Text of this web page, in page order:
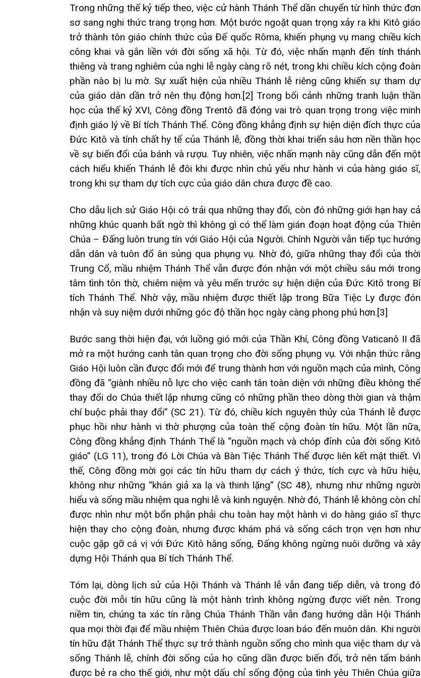
Trong những thế kỷ tiếp theo, việc cử hành Thánh Thể dần chuyển từ hình thức đơn
sơ sang nghi thức trang trọng hơn. Một bước ngoặt quan trọng xảy ra khi Kitô giáo
trở thành tôn giáo chính thức của Đế quốc Rôma, khiến phụng vụ mang chiều kích
công khai và gắn liền với đời sống xã hội. Từ đó, việc nhấn mạnh đến tính thánh
thiêng và trang nghiêm của nghi lễ ngày càng rõ nét, trong khi chiều kích cộng đoàn
phần nào bị lu mờ. Sự xuất hiện của nhiều Thánh lễ riêng cũng khiến sự tham dự
của giáo dân dần trở nên thụ động hơn.[2] Trong bối cảnh những tranh luận thần
học của thế kỷ XVI, Công đồng Trentô đã đóng vai trò quan trọng trong việc minh
định giáo lý về Bí tích Thánh Thể. Công đồng khẳng định sự hiện diện đích thực của
Đức Kitô và tính chất hy tế của Thánh lễ, đồng thời khai triển sâu hơn nền thần học
về sự biến đổi của bánh và rượu. Tuy nhiên, việc nhấn mạnh này cũng dẫn đến một
cách hiểu khiến Thánh lễ đôi khi được nhìn chủ yếu như hành vi của hàng giáo sĩ,
trong khi sự tham dự tích cực của giáo dân chưa được đề cao.
Cho dẫu lịch sử Giáo Hội có trải qua những thay đổi, còn đó những giới hạn hay cả
những khúc quanh bất ngờ thì không gì có thể làm gián đoạn hoạt động của Thiên
Chúa – Đấng luôn trung tín với Giáo Hội của Người. Chính Người vẫn tiếp tục hướng
dẫn dân và tuôn đổ ân sủng qua phụng vụ. Nhờ đó, giữa những thay đổi của thời
Trung Cổ, mầu nhiệm Thánh Thể vẫn được đón nhận với một chiều sâu mới trong
tâm tình tôn thờ, chiêm niệm và yêu mến trước sự hiện diện của Đức Kitô trong Bí
tích Thánh Thể. Nhờ vậy, mầu nhiệm được thiết lập trong Bữa Tiệc Ly được đón
nhận và suy niệm dưới những góc độ thần học ngày càng phong phú hơn.[3]
Bước sang thời hiện đại, với luồng gió mới của Thần Khí, Công đồng Vaticanô II đã
mở ra một hướng canh tân quan trọng cho đời sống phụng vụ. Với nhận thức rằng
Giáo Hội luôn cần được đổi mới để trung thành hơn với nguồn mạch của mình, Công
đồng đã “giành nhiều nỗ lực cho việc canh tân toàn diện với những điều không thể
thay đổi do Chúa thiết lập nhưng cũng có những phần theo dòng thời gian và thậm
chí buộc phải thay đổi” (SC 21). Từ đó, chiều kích nguyên thủy của Thánh lễ được
phục hồi như hành vi thờ phượng của toàn thể cộng đoàn tín hữu. Một lần nữa,
Công đồng khẳng định Thánh Thể là “nguồn mạch và chóp đỉnh của đời sống Kitô
giáo” (LG 11), trong đó Lời Chúa và Bàn Tiệc Thánh Thể được liên kết mật thiết. Vì
thế, Công đồng mời gọi các tín hữu tham dự cách ý thức, tích cực và hữu hiệu,
không như những “khán giả xa lạ và thinh lặng” (SC 48), nhưng như những người
hiểu và sống mầu nhiệm qua nghi lễ và kinh nguyện. Nhờ đó, Thánh lễ không còn chỉ
được nhìn như một bổn phận phải chu toàn hay một hành vi do hàng giáo sĩ thực
hiện thay cho cộng đoàn, nhưng được khám phá và sống cách trọn vẹn hơn như
cuộc gặp gỡ cá vị với Đức Kitô hằng sống, Đấng không ngừng nuôi dưỡng và xây
dựng Hội Thánh qua Bí tích Thánh Thể.
Tóm lại, dòng lịch sử của Hội Thánh và Thánh lễ vẫn đang tiếp diễn, và trong đó
cuộc đời mỗi tín hữu cũng là một hành trình không ngừng được viết nên. Trong
niềm tin, chúng ta xác tín rằng Chúa Thánh Thần vẫn đang hướng dẫn Hội Thánh
qua mọi thời đại để mầu nhiệm Thiên Chúa được loan báo đến muôn dân. Khi người
tín hữu đặt Thánh Thể thực sự trở thành nguồn sống cho mình qua việc tham dự và
sống Thánh lễ, chính đời sống của họ cũng dần được biến đổi, trở nên tấm bánh
được bẻ ra cho thế giới, như một dấu chỉ sống động của tình yêu Thiên Chúa giữa